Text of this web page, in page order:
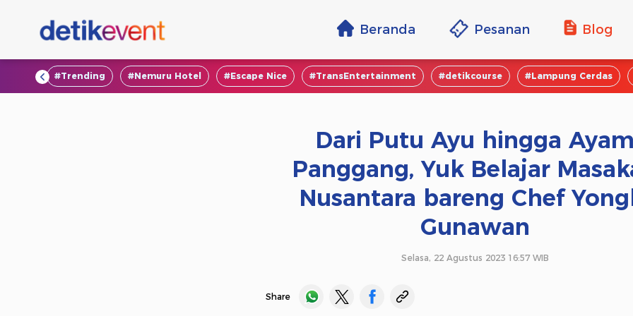
Beranda Pesanan Blog
#Trending #Nemuru Hotel #Escape Nice #TransEntertainment #detikcourse #Lampung Cerdas
Dari Putu Ayu hingga Ayam
Panggang, Yuk Belajar
Nusantara bareng Chef
Gunawan
Selasa, 22 Agustus 2023 16:57 WIB
Share